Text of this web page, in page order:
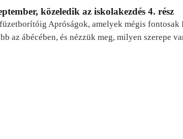
közeledik az iskolakezdés 4. rész
Apróságok, amelyek mégis
az ábécében, és nézzük meg, milyen szerepe